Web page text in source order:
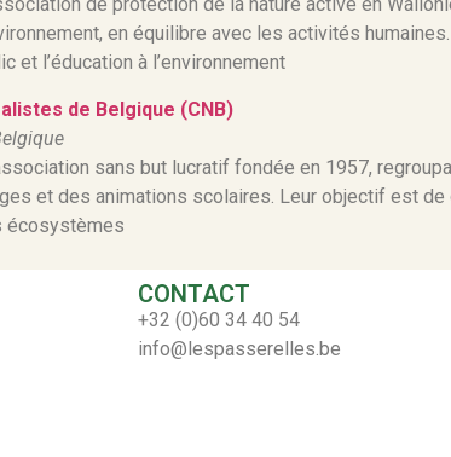
en équilibre avec les activités
et l’éducation à l’environnement
de Belgique (CNB)
sans but lucratif fondée en 1957,
et des animations scolaires. Leur objectif est
écosystèmes
CONTACT
+32 (0)60 34 40 54
info@lespasserelles.be